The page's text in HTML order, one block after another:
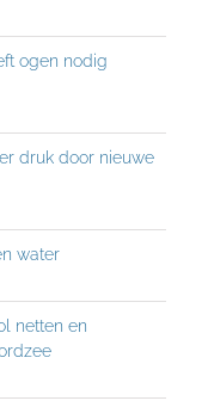
ogen nodig
druk door nieuwe
water
netten en